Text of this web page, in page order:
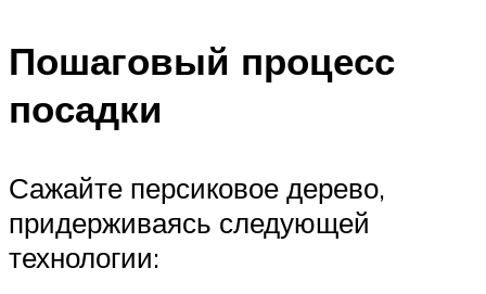
Пошаговый процесс
посадки
Сажайте персиковое дерево,
придерживаясь следующей
технологии: